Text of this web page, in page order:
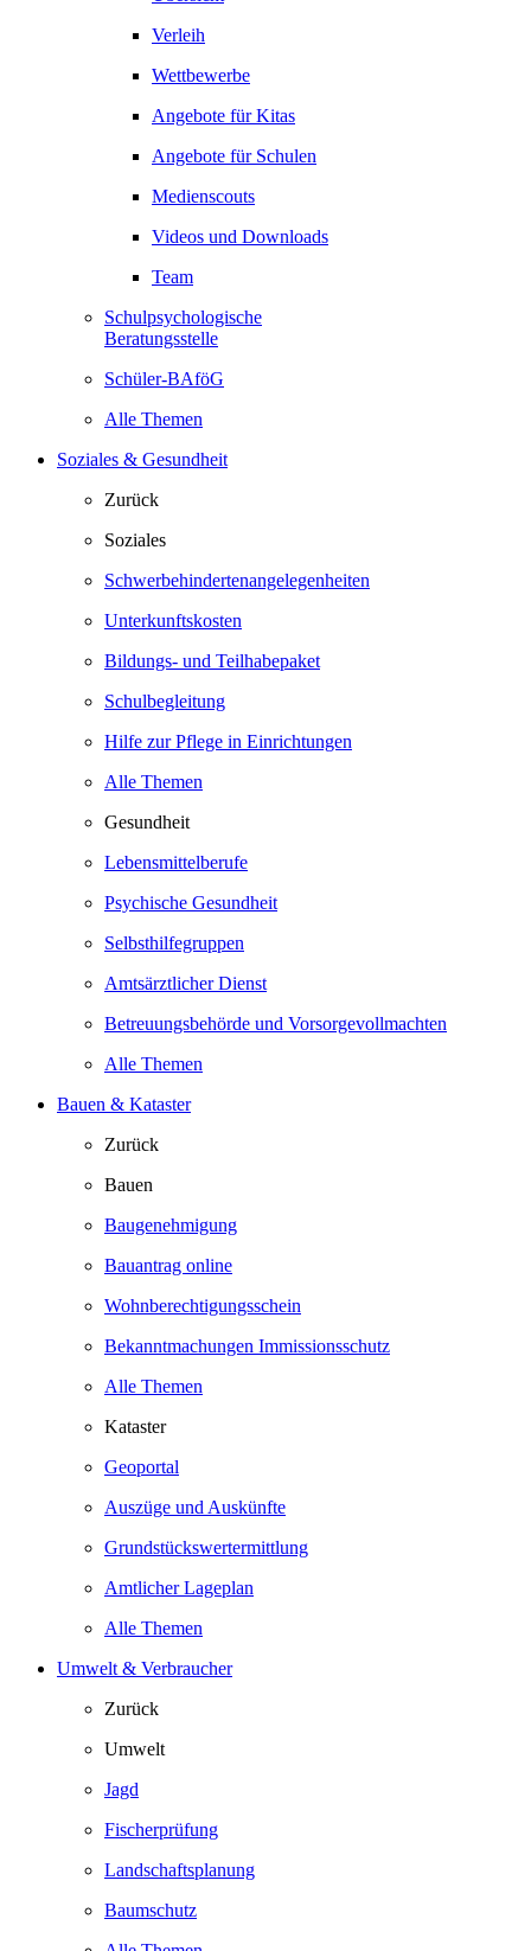
Verleih
Wettbewerbe
Angebote für Kitas
Angebote für Schulen
Medienscouts
Videos und Downloads
Team
Schulpsychologische
Beratungsstelle
Schüler-BAföG
Alle Themen
Soziales & Gesundheit
Zurück
Soziales
Schwerbehindertenangelegenheiten
Unterkunftskosten
Bildungs- und Teilhabepaket
Schulbegleitung
Hilfe zur Pflege in Einrichtungen
Alle Themen
Gesundheit
Lebensmittelberufe
Psychische Gesundheit
Selbsthilfegruppen
Amtsärztlicher Dienst
Betreuungsbehörde und Vorsorgevollmachten
Alle Themen
Bauen & Kataster
Zurück
Bauen
Baugenehmigung
Bauantrag online
Wohnberechtigungsschein
Bekanntmachungen Immissionsschutz
Alle Themen
Kataster
Geoportal
Auszüge und Auskünfte
Grundstückswertermittlung
Amtlicher Lageplan
Alle Themen
Umwelt & Verbraucher
Zurück
Umwelt
Jagd
Fischerprüfung
Landschaftsplanung
Baumschutz